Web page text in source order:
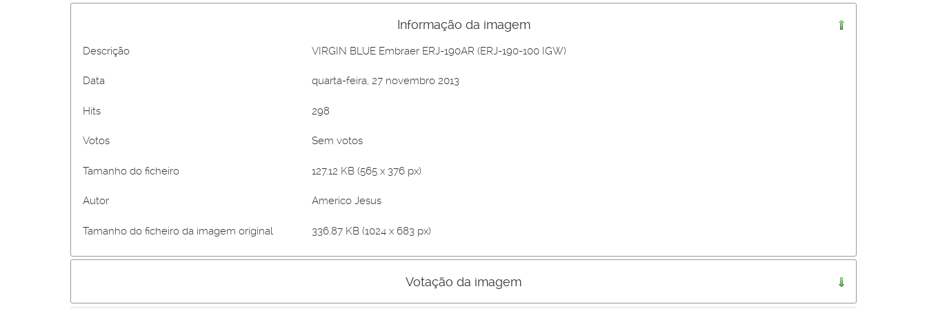
Informação da imagem
Descrição VIRGIN BLUE Embraer ERJ-190AR (ERJ-190-100 IGW)
Data quarta-feira, 27 novembro 2013
Hits 298
Votos Sem votos
Tamanho do ficheiro 127.12 KB (565 x 376 px)
Autor Americo Jesus
Tamanho do ficheiro da imagem original 336.87 KB (1024 x 683 px)
Votação da imagem